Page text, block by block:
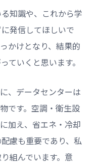
知識や、これから学
発信してほしいで
かけとなり、結果的
ていくと思います。
、データセンターは
です。空調・衛生設
加え、省エネ・冷却
慮も重要であり、私
組んでいます。意